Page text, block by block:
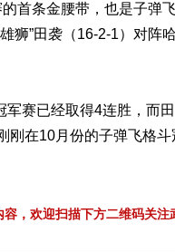
首条金腰带，也是子弹
狮”田袭（16-2-1）对阵
赛已经取得4连胜，而
刚在10月份的子弹飞格
容，欢迎扫描下方二维码关注